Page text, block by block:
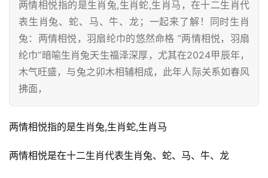
两情相悦指的是生肖兔,生肖蛇,生肖马，在十二生肖代
表生肖兔、蛇、马、牛、龙；一起来了解！同时生肖
兔：两情相悦，羽扇纶巾的悠然命格 “两情相悦，羽扇
纶巾”暗喻生肖兔天生福泽深厚，尤其在2024甲辰年，
木气旺盛，与兔之卯木相辅相成，此年人际关系如春风
拂面，
两情相悦指的是生肖兔,生肖蛇,生肖马
两情相悦是在十二生肖代表生肖兔、蛇、马、牛、龙